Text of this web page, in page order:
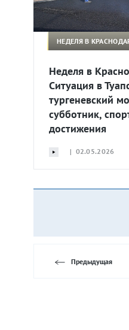
НЕДЕЛЯ В
Неделя в
Ситуация в
тургеневский
субботник,
достижения
| 02.05.2026
Предыдущая